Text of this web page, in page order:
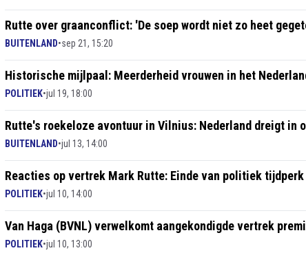
Rutte over graanconflict: 'De soep wordt niet zo heet
BUITENLAND•sep 21, 15:20
Historische mijlpaal: Meerderheid vrouwen in het
POLITIEK•jul 19, 18:00
Rutte's roekeloze avontuur in Vilnius: Nederland dreigt in
BUITENLAND•jul 13, 14:00
Reacties op vertrek Mark Rutte: Einde van politiek
POLITIEK•jul 10, 14:00
Van Haga (BVNL) verwelkomt aangekondigde vertrek
POLITIEK•jul 10, 13:00